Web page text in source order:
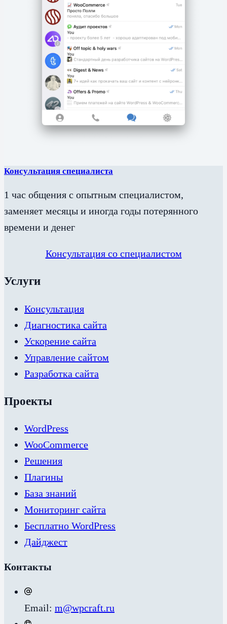
Консультация специалиста
1 час общения с опытным специалистом,
заменяет месяцы и иногда годы потерянного
времени и денег
Консультация со специалистом
Услуги
Консультация
Диагностика сайта
Ускорение сайта
Управление сайтом
Разработка сайта
Проекты
WordPress
WooCommerce
Решения
Плагины
База знаний
Мониторинг сайта
Бесплатно WordPress
Дайджест
Контакты
Email: m@wpcraft.ru